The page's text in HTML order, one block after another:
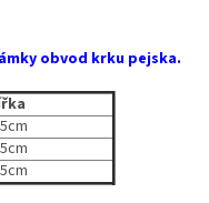
obvod krku pejska.